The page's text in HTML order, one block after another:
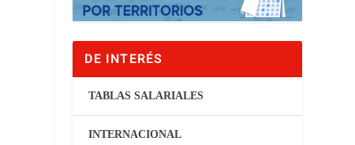
DE INTERÉS
TABLAS SALARIALES
INTERNACIONAL